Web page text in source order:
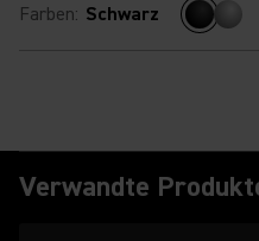
Farben: Schwarz
Verwandte